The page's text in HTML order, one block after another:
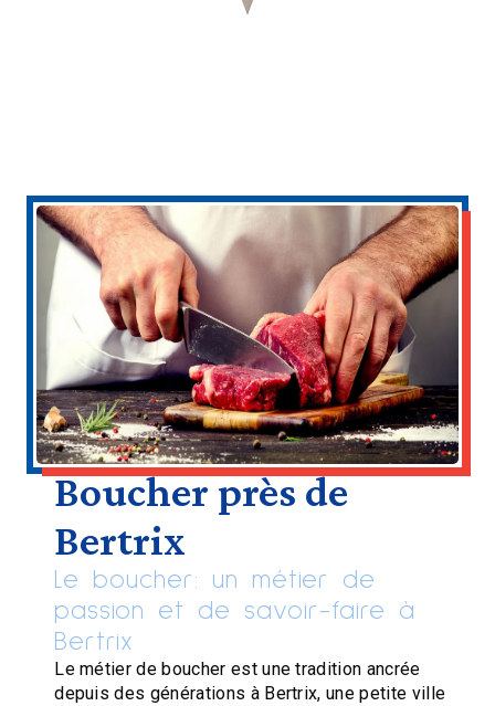
Boucher près de
Bertrix
Le boucher: un métier de
passion et de savoir-faire à
Bertrix
Le métier de boucher est une tradition ancrée
depuis des générations à Bertrix, une petite ville